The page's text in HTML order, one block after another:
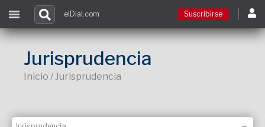
elDial.com Suscribirse
Jurisprudencia
Inicio / Jurisprudencia